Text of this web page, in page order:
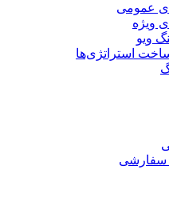
عمومی
ویژه
ویو
استراتژی‌ها
سفارشی